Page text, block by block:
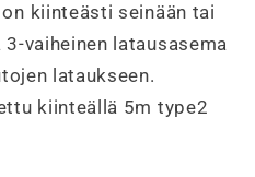
kiinteästi seinään tai
vaiheinen latausasema
lataukseen.
kiinteällä 5m type2